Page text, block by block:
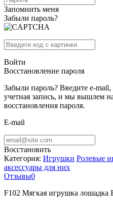
Запомнить меня
Забыли пароль?
Войти
Восстановление пароля
Забыли пароль? Введите e-
учетная запись, и мы вышлем
восстановления пароля.
E-mail
Восстановить
Категория: Игрушки Ролевые
аксессуары для них
Отзывы0
F102 Мягкая игрушка лошадка